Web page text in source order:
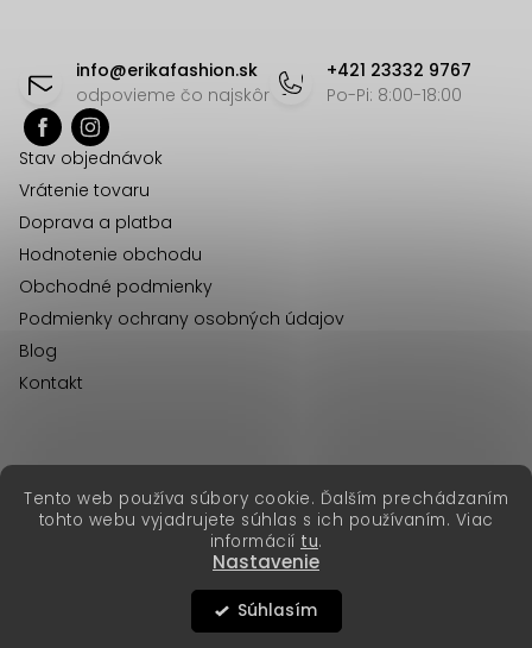
Tento web používa súbory cookie. Ďalším prechádzaním
tohto webu vyjadrujete súhlas s ich používaním. Viac
informácií tu.
Nastavenie
Súhlasím
info@erikafashion.sk
odpovieme čo najskôr
+421 23332 9767
Po-Pi: 8:00-18:00
Stav objednávok
Vrátenie tovaru
Doprava a platba
Hodnotenie obchodu
Obchodné podmienky
Podmienky ochrany osobných údajov
Blog
Kontakt
Vytvoril Shoptet Premium
Copyright 2026Erika Fashion. Všetky práva vyhradené.
erikafashion.cz